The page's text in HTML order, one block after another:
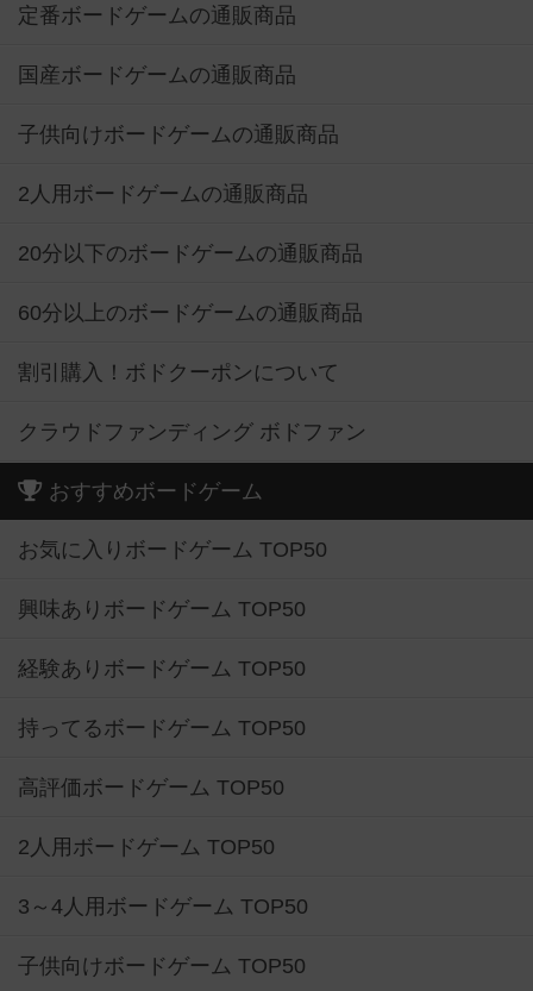
定番ボードゲームの通販商品
国産ボードゲームの通販商品
子供向けボードゲームの通販商品
2人用ボードゲームの通販商品
20分以下のボードゲームの通販商品
60分以上のボードゲームの通販商品
割引購入！ボドクーポンについて
クラウドファンディング ボドファン
おすすめボードゲーム
お気に入りボードゲーム TOP50
興味ありボードゲーム TOP50
経験ありボードゲーム TOP50
持ってるボードゲーム TOP50
高評価ボードゲーム TOP50
2人用ボードゲーム TOP50
3～4人用ボードゲーム TOP50
子供向けボードゲーム TOP50